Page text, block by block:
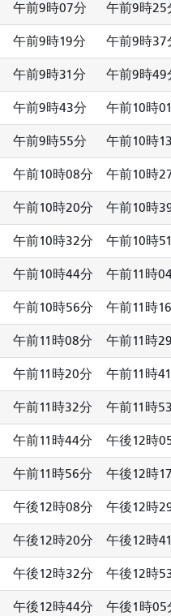
午前9時07分 午前9時25
午前9時19分 午前9時37
午前9時31分 午前9時49
午前9時43分 午前10時
午前9時55分 午前10時
午前10時08分 午前10時
午前10時20分 午前10時
午前10時32分 午前10時
午前10時44分 午前11時
午前10時56分 午前11時
午前11時08分 午前11時
午前11時20分 午前11時
午前11時32分 午前11時
午前11時44分 午後12時
午前11時56分 午後12時
午後12時08分 午後12時
午後12時20分 午後12時
午後12時32分 午後12時
午後12時44分 午後1時05